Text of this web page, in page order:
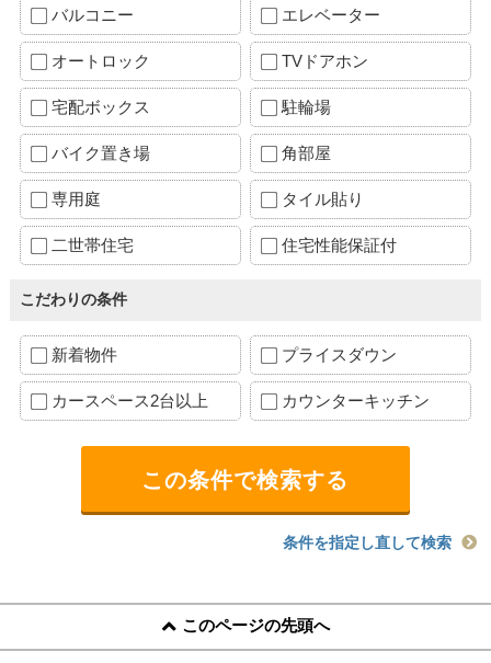
バルコニー エレベーター
オートロック TVドアホン
宅配ボックス 駐輪場
バイク置き場 角部屋
専用庭 タイル貼り
二世帯住宅 住宅性能保証付
こだわりの条件
新着物件 プライスダウン
カースペース2台以上 カウンターキッチン
条件を指定し直して検索
このページの先頭へ